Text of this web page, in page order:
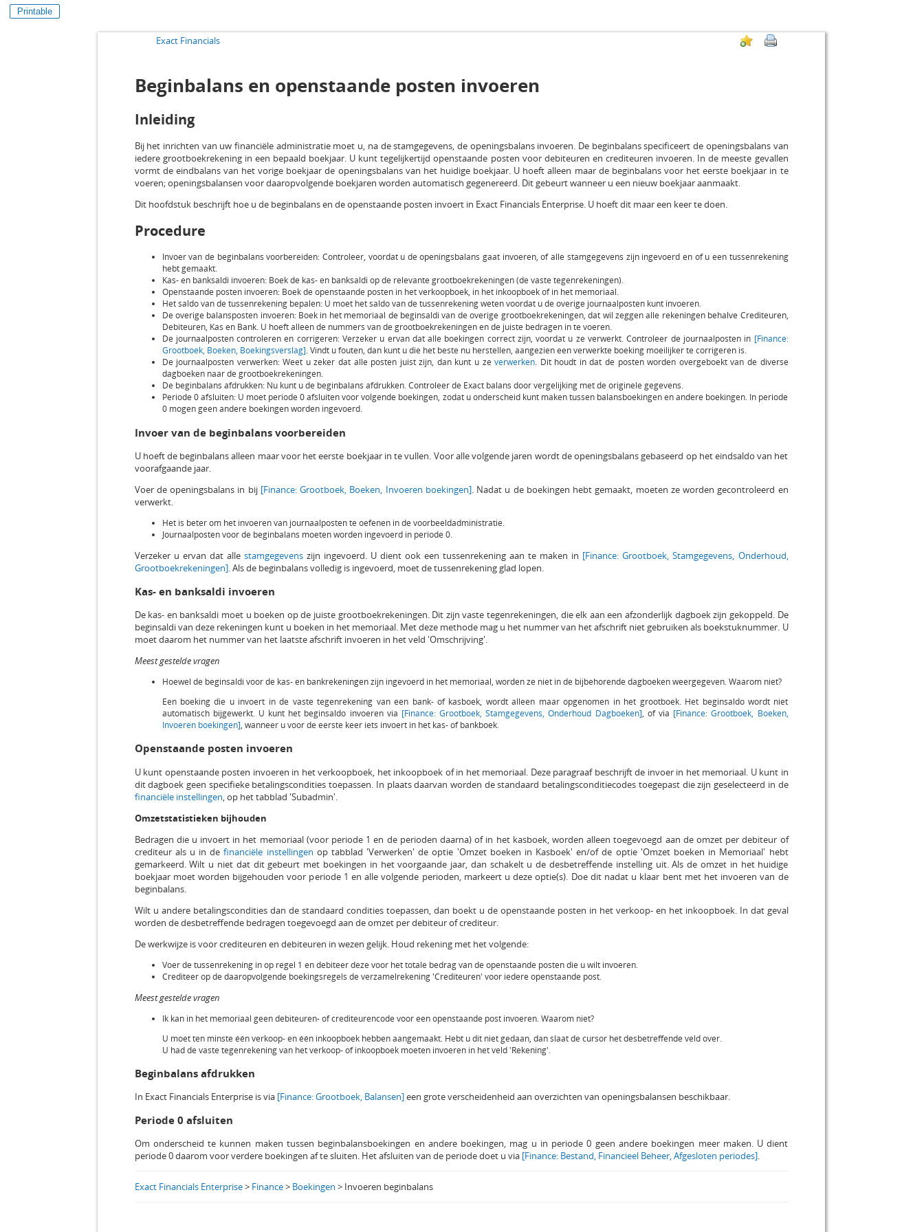
Printable
Exact Financials
Beginbalans en openstaande posten invoeren
Inleiding
Bij het inrichten van uw financiële administratie moet u, na de stamgegevens, de openingsbalans invoeren. De beginbalans specificeert de openingsbalans van
iedere grootboekrekening in een bepaald boekjaar. U kunt tegelijkertijd openstaande posten voor debiteuren en crediteuren invoeren. In de meeste gevallen
vormt de eindbalans van het vorige boekjaar de openingsbalans van het huidige boekjaar. U hoeft alleen maar de beginbalans voor het eerste boekjaar in te
voeren; openingsbalansen voor daaropvolgende boekjaren worden automatisch gegenereerd. Dit gebeurt wanneer u een nieuw boekjaar aanmaakt.
Dit hoofdstuk beschrijft hoe u de beginbalans en de openstaande posten invoert in Exact Financials Enterprise. U hoeft dit maar een keer te doen.
Procedure
Invoer van de beginbalans voorbereiden: Controleer, voordat u de openingsbalans gaat invoeren, of alle stamgegevens zijn ingevoerd en of u een tussenrekening
hebt gemaakt.
Kas- en banksaldi invoeren: Boek de kas- en banksaldi op de relevante grootboekrekeningen (de vaste tegenrekeningen).
Openstaande posten invoeren: Boek de openstaande posten in het verkoopboek, in het inkoopboek of in het memoriaal.
Het saldo van de tussenrekening bepalen: U moet het saldo van de tussenrekening weten voordat u de overige journaalposten kunt invoeren.
De overige balansposten invoeren: Boek in het memoriaal de beginsaldi van de overige grootboekrekeningen, dat wil zeggen alle rekeningen behalve Crediteuren,
Debiteuren, Kas en Bank. U hoeft alleen de nummers van de grootboekrekeningen en de juiste bedragen in te voeren.
De journaalposten controleren en corrigeren: Verzeker u ervan dat alle boekingen correct zijn, voordat u ze verwerkt. Controleer de journaalposten in [Finance:
Grootboek, Boeken, Boekingsverslag]. Vindt u fouten, dan kunt u die het beste nu herstellen, aangezien een verwerkte boeking moeilijker te corrigeren is.
De journaalposten verwerken: Weet u zeker dat alle posten juist zijn, dan kunt u zeverwerken. Dit houdt in dat de posten worden overgeboekt van de diverse
dagboeken naar de grootboekrekeningen.
De beginbalans afdrukken: Nu kunt u de beginbalans afdrukken. Controleer de Exact balans door vergelijking met de originele gegevens.
Periode 0 afsluiten: U moet periode 0 afsluiten voor volgende boekingen, zodat u onderscheid kunt maken tussen balansboekingen en andere boekingen. In periode
0 mogen geen andere boekingen worden ingevoerd.
Invoer van de beginbalans voorbereiden
U hoeft de beginbalans alleen maar voor het eerste boekjaar in te vullen. Voor alle volgende jaren wordt de openingsbalans gebaseerd op het eindsaldo van het
voorafgaande jaar.
Voer de openingsbalans in bij [Finance: Grootboek, Boeken, Invoeren boekingen]. Nadat u de boekingen hebt gemaakt, moeten ze worden gecontroleerd en
verwerkt.
Het is beter om het invoeren van journaalposten te oefenen in de voorbeeldadministratie.
Journaalposten voor de beginbalans moeten worden ingevoerd in periode 0.
Verzeker u ervan dat alle stamgegevenszijn ingevoerd. U dient ook een tussenrekening aan te maken in [Finance: Grootboek, Stamgegevens, Onderhoud,
Grootboekrekeningen]. Als de beginbalans volledig is ingevoerd, moet de tussenrekening glad lopen.
Kas- en banksaldi invoeren
De kas- en banksaldi moet u boeken op de juiste grootboekrekeningen. Dit zijn vaste tegenrekeningen, die elk aan een afzonderlijk dagboek zijn gekoppeld. De
beginsaldi van deze rekeningen kunt u boeken in het memoriaal. Met deze methode mag u het nummer van het afschrift niet gebruiken als boekstuknummer. U
moet daarom het nummer van het laatste afschrift invoeren in het veld 'Omschrijving'.
Meest gestelde vragen
Hoewel de beginsaldi voor de kas- en bankrekeningen zijn ingevoerd in het memoriaal, worden ze niet in de bijbehorende dagboeken weergegeven. Waarom niet?
Een boeking die u invoert in de vaste tegenrekening van een bank- of kasboek, wordt alleen maar opgenomen in het grootboek. Het beginsaldo wordt niet
automatisch bijgewerkt. U kunt het beginsaldo invoeren via [Finance: Grootboek, Stamgegevens, Onderhoud Dagboeken], of via [Finance: Grootboek, Boeken,
Invoeren boekingen], wanneer u voor de eerste keer iets invoert in het kas- of bankboek.
Openstaande posten invoeren
U kunt openstaande posten invoeren in het verkoopboek, het inkoopboek of in het memoriaal. Deze paragraaf beschrijft de invoer in het memoriaal. U kunt in
dit dagboek geen specifieke betalingscondities toepassen. In plaats daarvan worden de standaard betalingsconditiecodes toegepast die zijn geselecteerd in de
financiële instellingen , op het tabblad 'Subadmin'.
Omzetstatistieken bijhouden
Bedragen die u invoert in het memoriaal (voor periode 1 en de perioden daarna) of in het kasboek, worden alleen toegevoegd aan de omzet per debiteur of
crediteur als u in definanciële instellingen op tabblad 'Verwerken' de optie 'Omzet boeken in Kasboek' en/of de optie 'Omzet boeken in Memoriaal' hebt
gemarkeerd. Wilt u niet dat dit gebeurt met boekingen in het voorgaande jaar, dan schakelt u de desbetreffende instelling uit. Als de omzet in het huidige
boekjaar moet worden bijgehouden voor periode 1 en alle volgende perioden, markeert u deze optie(s). Doe dit nadat u klaar bent met het invoeren van de
beginbalans.
Wilt u andere betalingscondities dan de standaard condities toepassen, dan boekt u de openstaande posten in het verkoop- en het inkoopboek. In dat geval
worden de desbetreffende bedragen toegevoegd aan de omzet per debiteur of crediteur.
De werkwijze is voor crediteuren en debiteuren in wezen gelijk. Houd rekening met het volgende:
Voer de tussenrekening in op regel 1 en debiteer deze voor het totale bedrag van de openstaande posten die u wilt invoeren.
Crediteer op de daaropvolgende boekingsregels de verzamelrekening 'Crediteuren' voor iedere openstaande post.
Meest gestelde vragen
Ik kan in het memoriaal geen debiteuren- of crediteurencode voor een openstaande post invoeren. Waarom niet?
U moet ten minste één verkoop- en één inkoopboek hebben aangemaakt. Hebt u dit niet gedaan, dan slaat de cursor het desbetreffende veld over.
U had de vaste tegenrekening van het verkoop- of inkoopboek moeten invoeren in het veld 'Rekening'.
Beginbalans afdrukken
In Exact Financials Enterprise is via [Finance: Grootboek, Balansen]een grote verscheidenheid aan overzichten van openingsbalansen beschikbaar.
Periode 0 afsluiten
Om onderscheid te kunnen maken tussen beginbalansboekingen en andere boekingen, mag u in periode 0 geen andere boekingen meer maken. U dient
periode 0 daarom voor verdere boekingen af te sluiten. Het afsluiten van de periode doet u via [Finance: Bestand, Financieel Beheer, Afgesloten periodes].
Exact Financials Enterprise> Finance> Boekingen > Invoeren beginbalans